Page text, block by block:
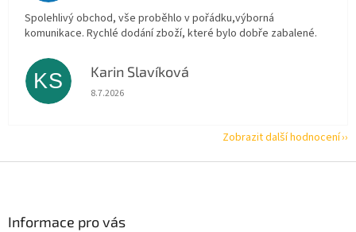
Spolehlivý obchod, vše proběhlo v pořádku,výborná
komunikace. Rychlé dodání zboží, které bylo dobře zabalené.
KS Karin Slavíková
Hodnocení obchodu je 5 z 5 hvězdiček.
8.7.2026
Zobrazit další hodnocení
Informace pro vás